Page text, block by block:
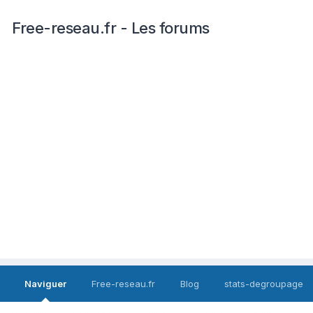
Free-reseau.fr - Les forums
Naviguer Free-reseau.fr Blog stats-degroupage